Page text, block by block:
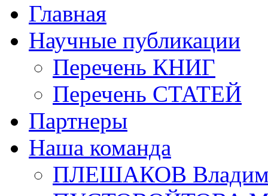
Главная
Научные публикации
Перечень КНИГ
Перечень СТАТЕЙ
Партнеры
Наша команда
ПЛЕШАКОВ